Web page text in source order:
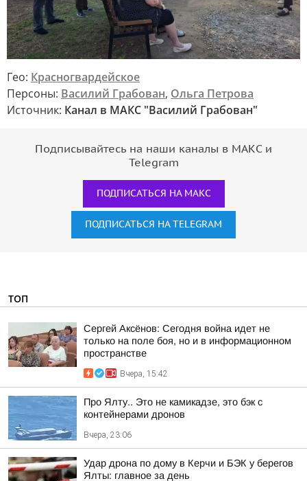
Гео: Красногвардейское
Персоны: Василий Грабован, Ольга Петрова
Источник: Канал в МАКС "Василий Грабован"
Подписывайтесь на наши каналы в МАКС и
Telegram
ПОДПИСАТЬСЯ НА МАКС
ПОДПИСАТЬСЯ НА TELEGRAM
ТОП
Сергей Аксёнов: Сегодня война идет не
только на поле боя, но и в информационном
пространстве
Вчера, 15:42
Про Ялту.. Это не камикадзе, это бэк с
контейнерами дронов
Вчера, 23:06
Удар дрона по дому в Керчи и БЭК у берегов
Ялты: главное за день